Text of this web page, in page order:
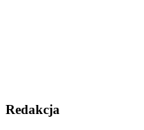
Redakcja